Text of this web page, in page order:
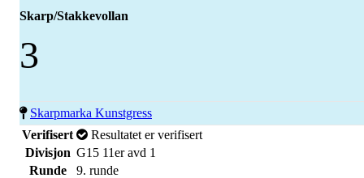
Skarp/Stakkevollan
3
Skarpmarka Kunstgress
Verifisert
Resultatet er verifisert
Divisjon G15 11er avd 1
Runde
9. runde